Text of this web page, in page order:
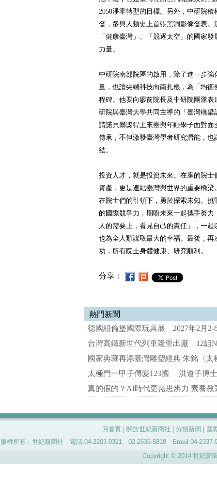
2050淨零轉型的目標。另外，中研院
發，參與人類史上首張黑洞影像發表
「健康臺灣」、「競逐太空」的國家
力量。
中研院南部院區的啟用，除了進一步
量，也讓尖端科技向南扎根，為「均
程碑。他要向廖前院長及中研院團隊
研院與臺灣大學共同主導的「臺灣橋
請諾貝爾獎得主來臺與年輕學子面對
傳承，不但激發臺灣學者研究潛能，
結。
投資人才，就是投資未來。在座的院
資產，更是連結臺灣與世界的重要橋
在院士們的引領下，勇於探索未知、
的國際競爭力，期盼未來一起攜手努
人的需要上，看見自己的責任」，一
也為全人類謀取最大的幸福。最後，
功，所有院士身體健康、研究順利。
分享：
熱門新聞
德國紐倫堡國際玩具展 2027年2月2-
台灣高鐵新世代列車隆重出廠 12組
國家典藏再添臺灣雕塑經典 朱銘〈
太極門一甲子傳愛123國 洪道子博
真的假的？AI時代更需思辨力 素養
回首頁 關於世紀新聞社 分類新聞
國
版權所有：世紀新聞社 電話:04-2203-9321、02-2636-5818 Email:04-
Copyright © 2014 世紀新